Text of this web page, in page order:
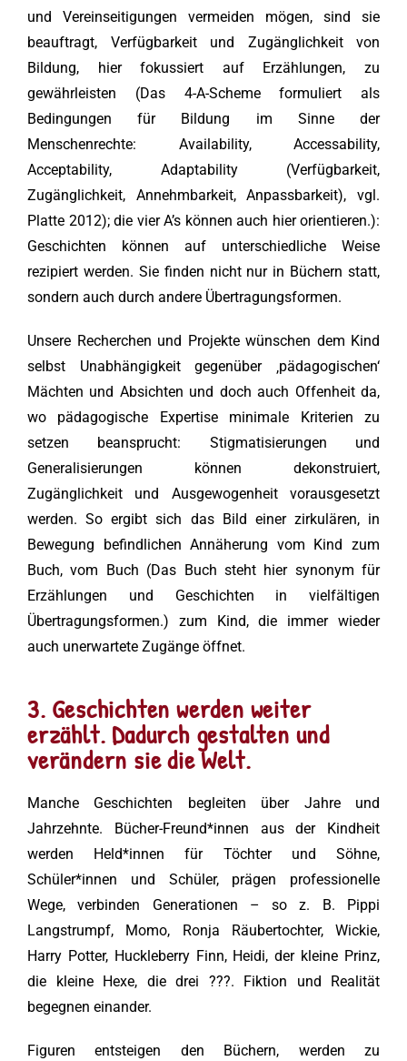
und Vereinseitigungen vermeiden mögen, sind sie
beauftragt, Verfügbarkeit und Zugänglichkeit von
Bildung, hier fokussiert auf Erzählungen, zu
gewährleisten (Das 4-A-Scheme formuliert als
Bedingungen für Bildung im Sinne der
Menschenrechte: Availability, Accessability,
Acceptability, Adaptability (Verfügbarkeit,
Zugänglichkeit, Annehmbarkeit, Anpassbarkeit), vgl.
Platte 2012); die vier A’s können auch hier orientieren.):
Geschichten können auf unterschiedliche Weise
rezipiert werden. Sie finden nicht nur in Büchern statt,
sondern auch durch andere Übertragungsformen.
Unsere Recherchen und Projekte wünschen dem Kind
selbst Unabhängigkeit gegenüber ‚pädagogischen‘
Mächten und Absichten und doch auch Offenheit da,
wo pädagogische Expertise minimale Kriterien zu
setzen beansprucht: Stigmatisierungen und
Generalisierungen können dekonstruiert,
Zugänglichkeit und Ausgewogenheit vorausgesetzt
werden. So ergibt sich das Bild einer zirkulären, in
Bewegung befindlichen Annäherung vom Kind zum
Buch, vom Buch (Das Buch steht hier synonym für
Erzählungen und Geschichten in vielfältigen
Übertragungsformen.) zum Kind, die immer wieder
auch unerwartete Zugänge öffnet.
3. Geschichten werden weiter
erzählt. Dadurch gestalten und
verändern sie die Welt.
Manche Geschichten begleiten über Jahre und
Jahrzehnte. Bücher-Freund*innen aus der Kindheit
werden Held*innen für Töchter und Söhne,
Schüler*innen und Schüler, prägen professionelle
Wege, verbinden Generationen – so z. B. Pippi
Langstrumpf, Momo, Ronja Räubertochter, Wickie,
Harry Potter, Huckleberry Finn, Heidi, der kleine Prinz,
die kleine Hexe, die drei ???. Fiktion und Realität
begegnen einander.
Figuren entsteigen den Büchern, werden zu